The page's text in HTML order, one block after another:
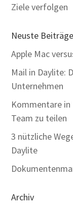
Ziele verfolgen
Neuste Beiträge
Apple Mac
Mail in Daylite:
Unternehmen
Kommentare in
Team zu teilen
3 nützliche
Daylite
Archiv